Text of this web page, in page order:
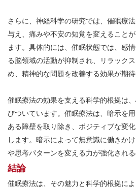
さらに、神経科学の研究では、催眠療
与え、痛みや不安の知覚を変えること
ます。具体的には、催眠状態では、感
る脳領域の活動が抑制され、リラック
め、精神的な問題を改善する効果が期待
催眠療法の効果を支える科学的根拠は
びついています。催眠療法は、暗示を
ある障壁を取り除き、ポジティブな変
します。暗示によって無意識に働きか
や思考パターンを変える力が強化される
結論
催眠療法は、その魅力と科学的根拠に